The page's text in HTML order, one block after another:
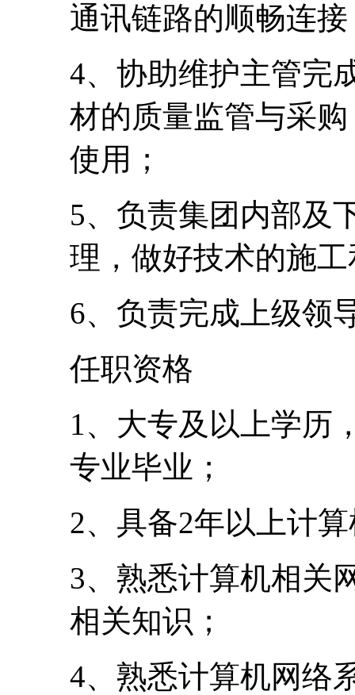
通讯链路的顺畅连
4、协助维护主管完
材的质量监管与采
使用；
5、负责集团内部及
理，做好技术的施
6、负责完成上级领
任职资格
1、大专及以上学历
专业毕业；
2、具备2年以上计
3、熟悉计算机相关
相关知识；
4、熟悉计算机网络